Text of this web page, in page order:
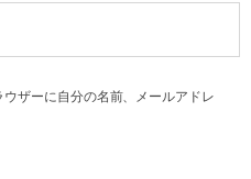
ザーに自分の名前、メールアドレ